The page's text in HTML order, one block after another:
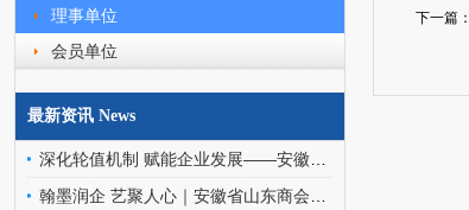
理事单位
会员单位
最新资讯 News
下一篇：